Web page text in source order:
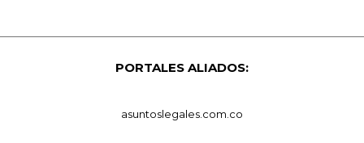
PORTALES ALIADOS:
asuntoslegales.com.co